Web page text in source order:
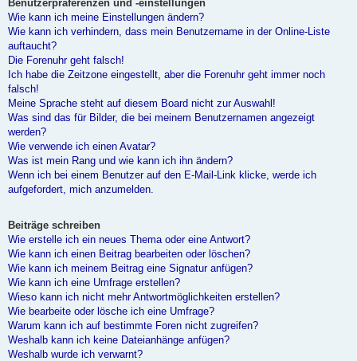
Benutzerpräferenzen und -einstellungen
Wie kann ich meine Einstellungen ändern?
Wie kann ich verhindern, dass mein Benutzername in der Online-Liste
auftaucht?
Die Forenuhr geht falsch!
Ich habe die Zeitzone eingestellt, aber die Forenuhr geht immer noch
falsch!
Meine Sprache steht auf diesem Board nicht zur Auswahl!
Was sind das für Bilder, die bei meinem Benutzernamen angezeigt
werden?
Wie verwende ich einen Avatar?
Was ist mein Rang und wie kann ich ihn ändern?
Wenn ich bei einem Benutzer auf den E-Mail-Link klicke, werde ich
aufgefordert, mich anzumelden.
Beiträge schreiben
Wie erstelle ich ein neues Thema oder eine Antwort?
Wie kann ich einen Beitrag bearbeiten oder löschen?
Wie kann ich meinem Beitrag eine Signatur anfügen?
Wie kann ich eine Umfrage erstellen?
Wieso kann ich nicht mehr Antwortmöglichkeiten erstellen?
Wie bearbeite oder lösche ich eine Umfrage?
Warum kann ich auf bestimmte Foren nicht zugreifen?
Weshalb kann ich keine Dateianhänge anfügen?
Weshalb wurde ich verwarnt?